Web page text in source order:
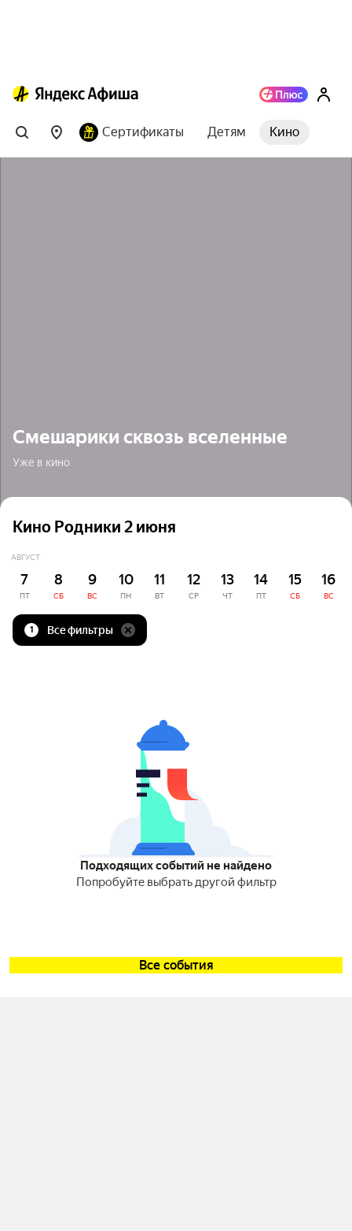
Сертификаты Детям Кино
Смешарики сквозь вселенные
Уже в кино
Кино Родники 2 июня
АВГУСТ
7
ПТ
8
СБ
9
ВС
10
ПН
11
ВТ
12
СР
13
ЧТ
14
ПТ
15
СБ
16
ВС
1 Все фильтры
Подходящих событий не найдено
Попробуйте выбрать другой фильтр
Все события